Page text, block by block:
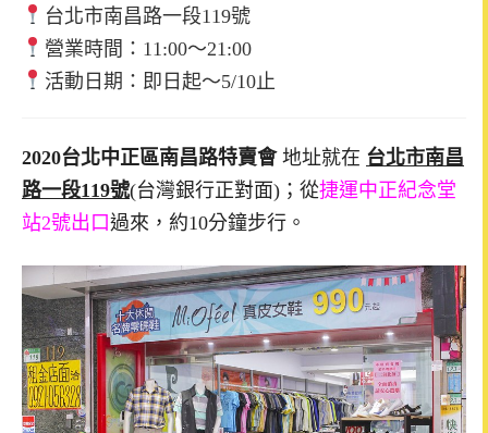
台北市南昌路一段119號
營業時間：11:00～21:00
活動日期：即日起～5/10止
2020台北中正區南昌路特賣會 地址就在 台北市南昌
路一段119號(台灣銀行正對面)；從捷運中正紀念堂
站2號出口過來，約10分鐘步行。